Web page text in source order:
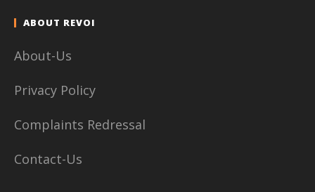
ABOUT REVOI
About-Us
Privacy Policy
Complaints Redressal
Contact-Us